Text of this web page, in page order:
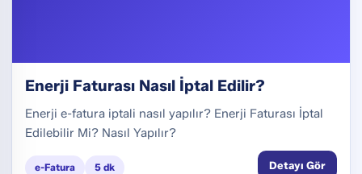
Enerji Faturası Nasıl İptal Edilir?
Enerji e-fatura iptali nasıl yapılır? Enerji Faturası İptal
Edilebilir Mi? Nasıl Yapılır?
e-Fatura 5 dk Detayı Gör